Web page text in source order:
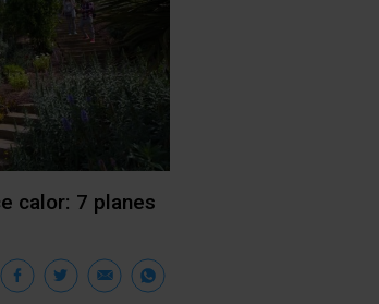
calor: 7 planes
Facebook
Twitter
Email